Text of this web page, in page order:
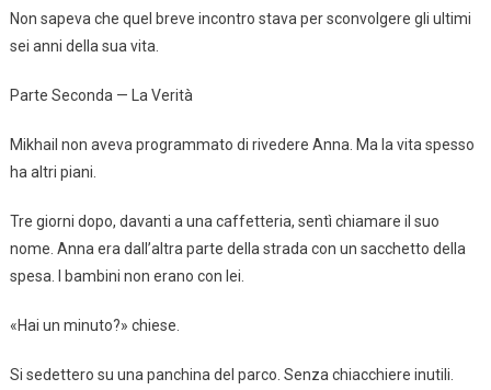
Non sapeva che quel breve incontro stava per sconvolgere gli ultimi
sei anni della sua vita.
Parte Seconda — La Verità
Mikhail non aveva programmato di rivedere Anna. Ma la vita spesso
ha altri piani.
Tre giorni dopo, davanti a una caffetteria, sentì chiamare il suo
nome. Anna era dall’altra parte della strada con un sacchetto della
spesa. I bambini non erano con lei.
«Hai un minuto?» chiese.
Si sedettero su una panchina del parco. Senza chiacchiere inutili.